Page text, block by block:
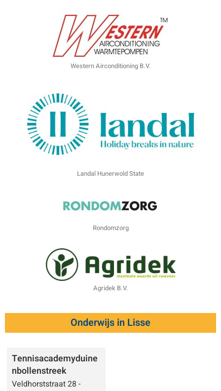
Western Airconditioning B.V.
Landal Hunerwold State
Rondomzorg
Agridek B.V.
Onderwijs in Lisse
Tennisacademyduine
nbollenstreek
Veldhorststraat 28 -